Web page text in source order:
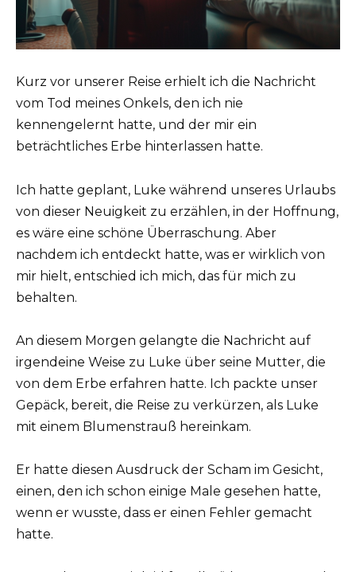
Kurz vor unserer Reise erhielt ich die Nachricht
vom Tod meines Onkels, den ich nie
kennengelernt hatte, und der mir ein
beträchtliches Erbe hinterlassen hatte.
Ich hatte geplant, Luke während unseres Urlaubs
von dieser Neuigkeit zu erzählen, in der Hoffnung,
es wäre eine schöne Überraschung. Aber
nachdem ich entdeckt hatte, was er wirklich von
mir hielt, entschied ich mich, das für mich zu
behalten.
An diesem Morgen gelangte die Nachricht auf
irgendeine Weise zu Luke über seine Mutter, die
von dem Erbe erfahren hatte. Ich packte unser
Gepäck, bereit, die Reise zu verkürzen, als Luke
mit einem Blumenstrauß hereinkam.
Er hatte diesen Ausdruck der Scham im Gesicht,
einen, den ich schon einige Male gesehen hatte,
wenn er wusste, dass er einen Fehler gemacht
hatte.